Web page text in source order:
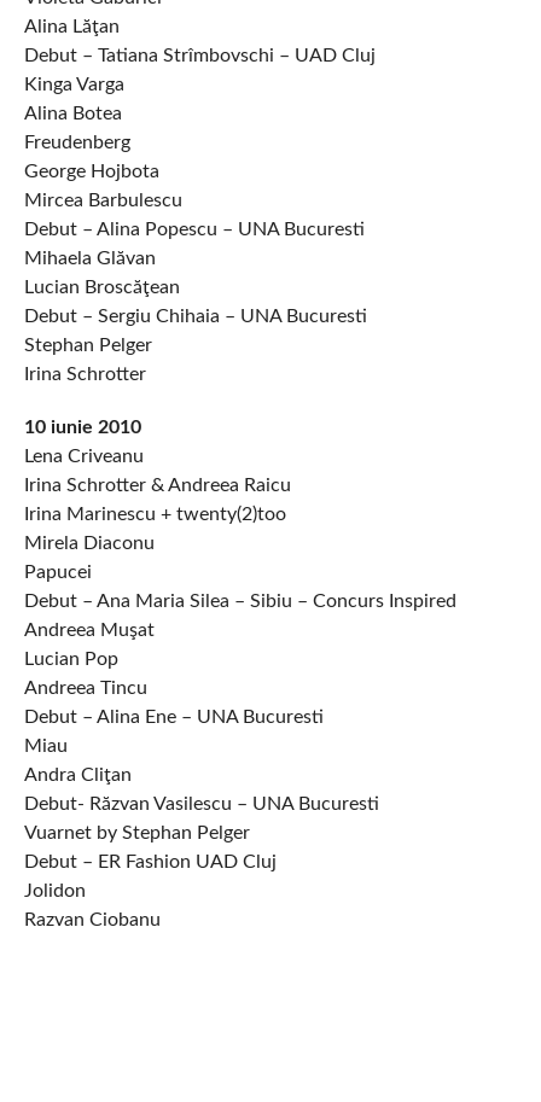
Alina Lăţan
Debut – Tatiana Strîmbovschi – UAD Cluj
Kinga Varga
Alina Botea
Freudenberg
George Hojbota
Mircea Barbulescu
Debut – Alina Popescu – UNA Bucuresti
Mihaela Glăvan
Lucian Broscăţean
Debut – Sergiu Chihaia – UNA Bucuresti
Stephan Pelger
Irina Schrotter
10 iunie 2010
Lena Criveanu
Irina Schrotter & Andreea Raicu
Irina Marinescu + twenty(2)too
Mirela Diaconu
Papucei
Debut – Ana Maria Silea – Sibiu – Concurs Inspired
Andreea Muşat
Lucian Pop
Andreea Tincu
Debut – Alina Ene – UNA Bucuresti
Miau
Andra Cliţan
Debut- Răzvan Vasilescu – UNA Bucuresti
Vuarnet by Stephan Pelger
Debut – ER Fashion UAD Cluj
Jolidon
Razvan Ciobanu